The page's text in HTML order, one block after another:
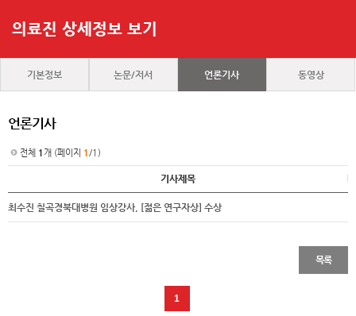
의료진 상세정보 보기
기본정보 논문/저서 언론기사 동영상
언론기사
전체 1 개 (페이지 1/1)
기사제목
최수진 칠곡경북대병원 임상강사, [젊은 연구자상] 수상
목록
1